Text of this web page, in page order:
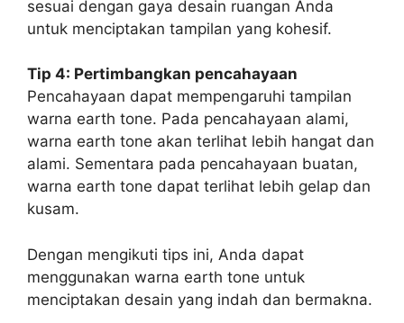
sesuai dengan gaya desain ruangan Anda
untuk menciptakan tampilan yang kohesif.
Tip 4: Pertimbangkan pencahayaan
Pencahayaan dapat mempengaruhi tampilan
warna earth tone. Pada pencahayaan alami,
warna earth tone akan terlihat lebih hangat dan
alami. Sementara pada pencahayaan buatan,
warna earth tone dapat terlihat lebih gelap dan
kusam.
Dengan mengikuti tips ini, Anda dapat
menggunakan warna earth tone untuk
menciptakan desain yang indah dan bermakna.